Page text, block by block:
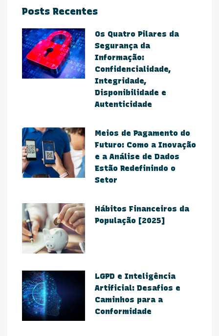
Posts Recentes
Os Quatro Pilares da
Segurança da
Informação:
Confidencialidade,
Integridade,
Disponibilidade e
Autenticidade
Meios de Pagamento do
Futuro: Como a Inovação
e a Análise de Dados
Estão Redefinindo o
Setor​
Hábitos Financeiros da
População [2025]
​LGPD e Inteligência
Artificial: Desafios e
Caminhos para a
Conformidade​